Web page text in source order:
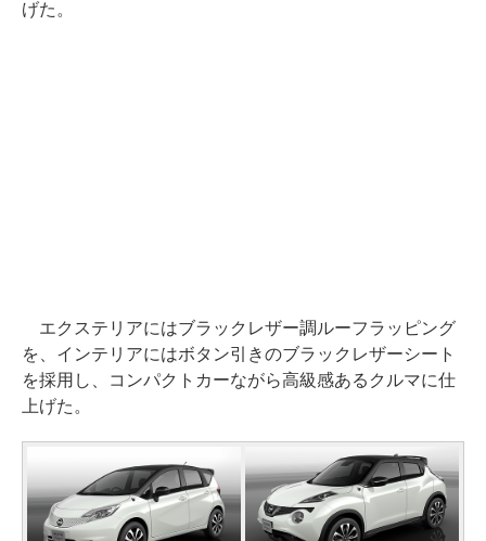
げた。
エクステリアにはブラックレザー調ルーフラッピング
を、インテリアにはボタン引きのブラックレザーシート
を採用し、コンパクトカーながら高級感あるクルマに仕
上げた。